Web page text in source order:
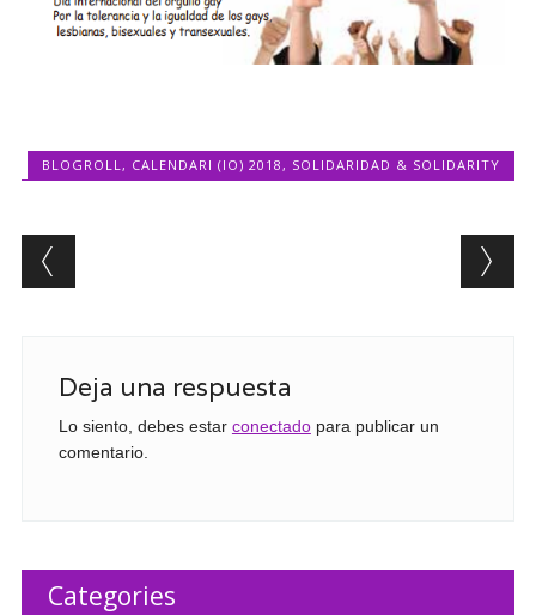
BLOGROLL, CALENDARI (IO) 2018, SOLIDARIDAD & SOLIDARITY
Post navigation
Deja una respuesta
Lo siento, debes estar conectadopara publicar un
comentario.
Categories